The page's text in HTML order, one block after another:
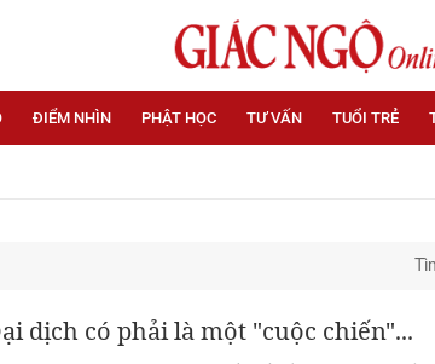
ĐIỂM NHÌN PHẬT HỌC TƯ VẤN TUỔI TRẺ
dịch có phải là một "cuộc chiến"...